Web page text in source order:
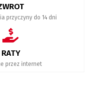
przyczyny do 14 dni
RATY
przez internet